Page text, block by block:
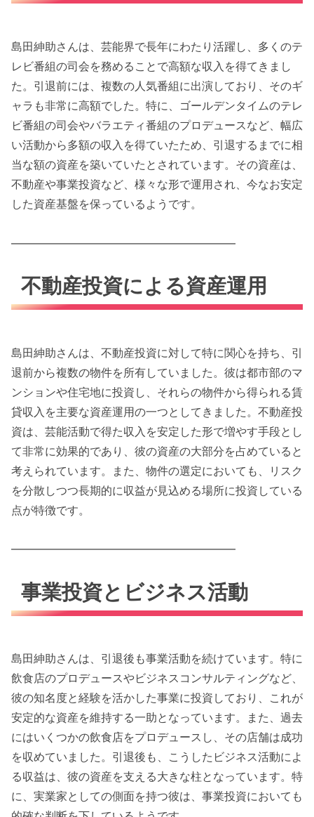
島田紳助さんは、芸能界で長年にわたり活躍し、多くのテ
レビ番組の司会を務めることで高額な収入を得てきまし
た。引退前には、複数の人気番組に出演しており、そのギ
ャラも非常に高額でした。特に、ゴールデンタイムのテレ
ビ番組の司会やバラエティ番組のプロデュースなど、幅広
い活動から多額の収入を得ていたため、引退するまでに相
当な額の資産を築いていたとされています。その資産は、
不動産や事業投資など、様々な形で運用され、今なお安定
した資産基盤を保っているようです。
━━━━━━━━━━━━━━━━━━━━
不動産投資による資産運用
島田紳助さんは、不動産投資に対して特に関心を持ち、引
退前から複数の物件を所有していました。彼は都市部のマ
ンションや住宅地に投資し、それらの物件から得られる賃
貸収入を主要な資産運用の一つとしてきました。不動産投
資は、芸能活動で得た収入を安定した形で増やす手段とし
て非常に効果的であり、彼の資産の大部分を占めていると
考えられています。また、物件の選定においても、リスク
を分散しつつ長期的に収益が見込める場所に投資している
点が特徴です。
━━━━━━━━━━━━━━━━━━━━
事業投資とビジネス活動
島田紳助さんは、引退後も事業活動を続けています。特に
飲食店のプロデュースやビジネスコンサルティングなど、
彼の知名度と経験を活かした事業に投資しており、これが
安定的な資産を維持する一助となっています。また、過去
にはいくつかの飲食店をプロデュースし、その店舗は成功
を収めていました。引退後も、こうしたビジネス活動によ
る収益は、彼の資産を支える大きな柱となっています。特
に、実業家としての側面を持つ彼は、事業投資においても